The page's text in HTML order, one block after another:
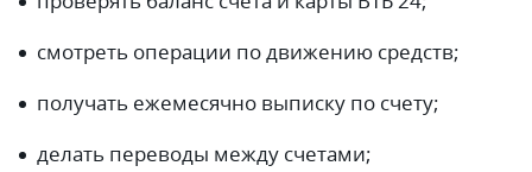
смотреть операции по движению средств;
получать ежемесячно выписку по счету;
делать переводы между счетами;